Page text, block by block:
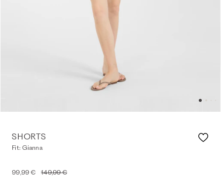
SHORTS
Fit: Gianna
99,99 € 149,99 €